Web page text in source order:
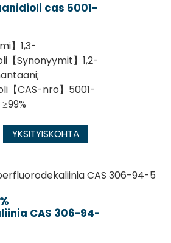
cas 5001-
】1,3-
Synonyymit】1,2-
【CAS-nro】5001-
YKSITYISKOHTA
CAS 306-94-